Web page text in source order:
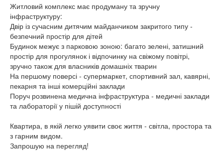
Житловий комплекс має продуману та зручну
інфраструктуру:
Двір із сучасним дитячим майданчиком закритого типу -
безпечний простір для дітей
Будинок межує з парковою зоною: багато зелені, затишний
простір для прогулянок і відпочинку на свіжому повітрі,
зручно також для власників домашніх тварин
На першому поверсі - супермаркет, спортивний зал, кавярні,
пекарня та інші комерційні заклади
Поруч розвинена медична інфраструктура - медичні заклади
та лабораторії у пішій доступності
Квартира, в якій легко уявити своє життя - світла, простора та
з гарним видом.
Запрошую на перегляд!